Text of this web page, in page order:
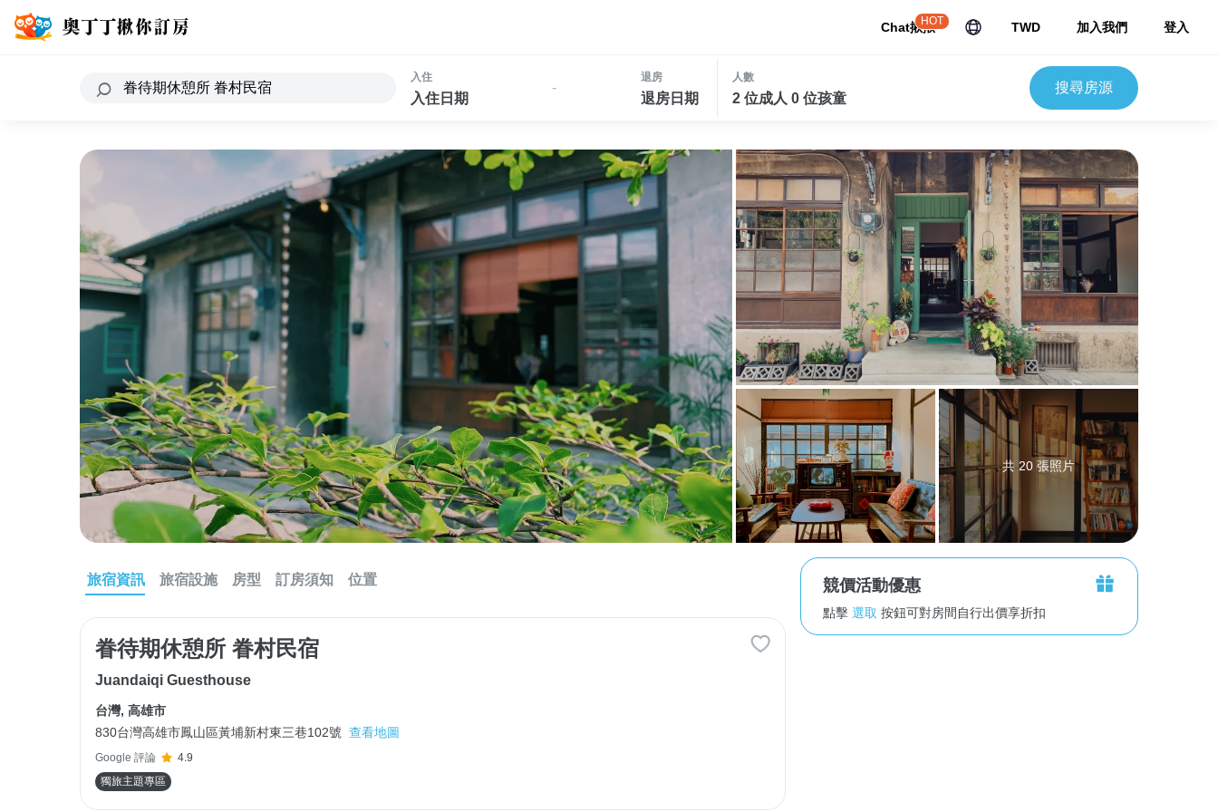
Chat揪揪
HOT TWD 加入我們 登入
入住
入住日期
-
退房
退房日期
人數
2 位成人 0 位孩童
搜尋房源
共 20 張照片
旅宿資訊 旅宿設施 房型 訂房須知 位置
眷待期休憩所 眷村民宿
Juandaiqi Guesthouse
台灣, 高雄市
830台灣高雄市鳳山區黃埔新村東三巷102號 查看地圖
Google 評論
4.9
獨旅主題專區
競價活動優惠
點擊 選取 按鈕可對房間自行出價享折扣